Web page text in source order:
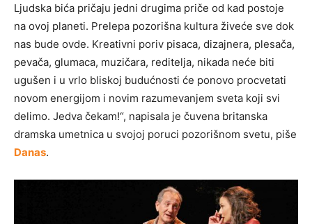
Ljudska bića pričaju jedni drugima priče od kad postoje
na ovoj planeti. Prelepa pozorišna kultura živeće sve dok
nas bude ovde. Kreativni poriv pisaca, dizajnera, plesača,
pevača, glumaca, muzičara, reditelja, nikada neće biti
ugušen i u vrlo bliskoj budućnosti će ponovo procvetati
novom energijom i novim razumevanjem sveta koji svi
delimo. Jedva čekam!“, napisala je čuvena britanska
dramska umetnica u svojoj poruci pozorišnom svetu, piše
Danas.